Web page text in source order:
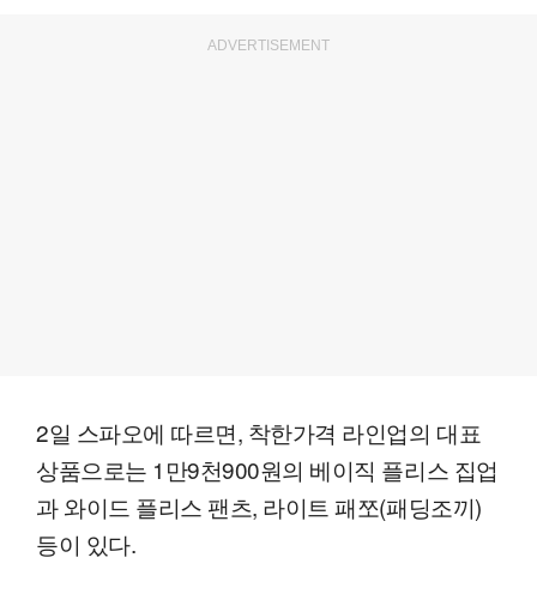
ADVERTISEMENT
2일 스파오에 따르면, 착한가격 라인업의 대표
상품으로는 1만9천900원의 베이직 플리스 집업
과 와이드 플리스 팬츠, 라이트 패쪼(패딩조끼)
등이 있다.